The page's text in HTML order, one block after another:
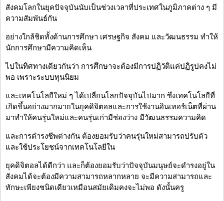
สังคมโลกในยุคปัจจุบันนับเป็นช่วงเวลาที่ประเทศในภูมิภาคต่าง ๆ มี
ความสัมพันธ์กัน
อย่างใกล้ชิดทั้งด้านการศึกษา เศรษฐกิจ สังคม และวัฒนธรรม ทำให้
นักการศึกษามีความคิดเห็น
ไปในทิศทางเดียวกันว่า การศึกษาจะต้องมีการปฏิวัติแค่ปฏิรูปคงไม่
พอ เพราะระบบทุนนิยม
และเทคโนโลยีใหม่ ๆ ได้เปลี่ยนโลกปัจจุบันไปมาก ซึ่งเทคโนโลยีที่
เกิดขึ้นอย่างมากมายในยุคดิจิตอลและการใช้งานอินเทอร์เน็ตที่ผ่าน
มาทำให้คนรุ่นใหม่และคนรุ่นเก่ามีช่องว่าง มีวัฒนธรรมความคิด
และการดำรงชีพต่างกัน ต้องยอมรับว่าคนรุ่นใหม่สามารถปรับตัว
และใช้ประโยชน์จากเทคโนโลยีใน
ยุคดิจิตอลได้ดีกว่า และก็ต้องยอมรับว่าปัจจุบันมนุษย์จะดำรงอยู่ใน
สังคมได้จะต้องมีความสามารถหลากหลาย จะมีความสามารถและ
ทักษะเพียงชนิดเดียวเหมือนสมัยเดิมคงจะไม่พอ ดังนั้นครู